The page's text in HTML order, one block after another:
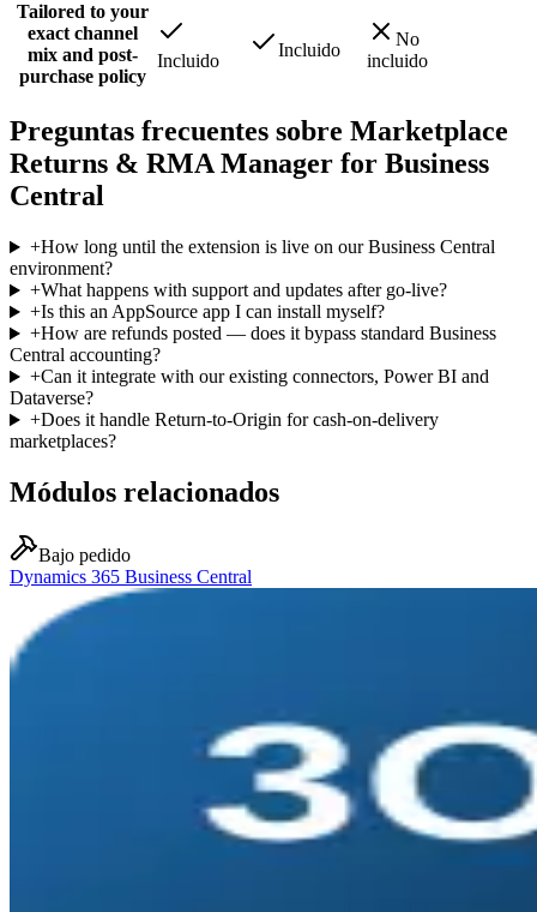
Tailored to your
exact channel
mix and post-
purchase policy
Incluido
Incluido
No
incluido
Preguntas frecuentes sobre Marketplace
Returns & RMA Manager for Business
Central
+How long until the extension is live on our Business Central
environment?
+What happens with support and updates after go-live?
+Is this an AppSource app I can install myself?
+How are refunds posted — does it bypass standard Business
Central accounting?
+Can it integrate with our existing connectors, Power BI and
Dataverse?
+Does it handle Return-to-Origin for cash-on-delivery
marketplaces?
Módulos relacionados
Bajo pedido
Dynamics 365 Business Central